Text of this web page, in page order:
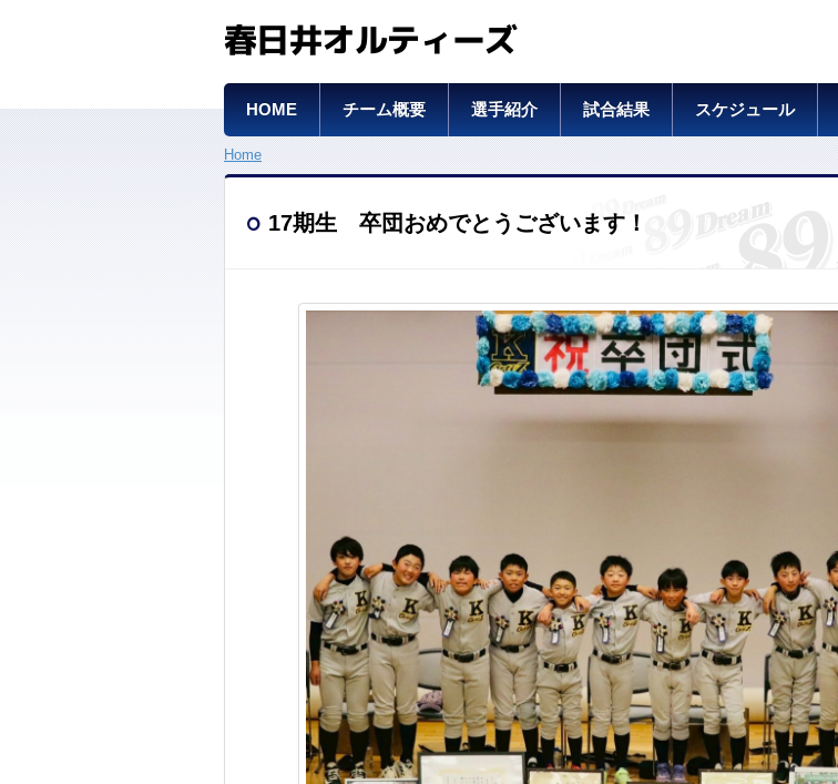
春日井オルティーズ
HOME チーム概要 選手紹介 試合結果 スケジュール
Home
17期生 卒団おめでとうございます！